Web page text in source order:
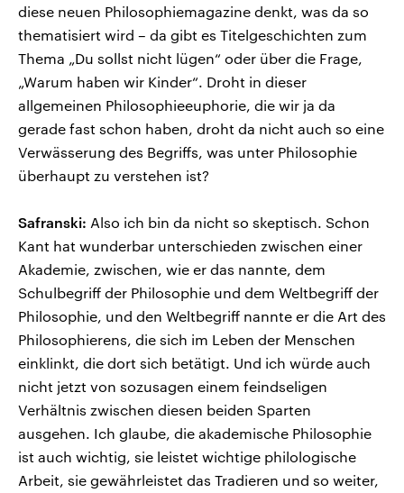
diese neuen Philosophiemagazine denkt, was da so
thematisiert wird – da gibt es Titelgeschichten zum
Thema „Du sollst nicht lügen“ oder über die Frage,
„Warum haben wir Kinder“. Droht in dieser
allgemeinen Philosophieeuphorie, die wir ja da
gerade fast schon haben, droht da nicht auch so eine
Verwässerung des Begriffs, was unter Philosophie
überhaupt zu verstehen ist?
Safranski: Also ich bin da nicht so skeptisch. Schon
Kant hat wunderbar unterschieden zwischen einer
Akademie, zwischen, wie er das nannte, dem
Schulbegriff der Philosophie und dem Weltbegriff der
Philosophie, und den Weltbegriff nannte er die Art des
Philosophierens, die sich im Leben der Menschen
einklinkt, die dort sich betätigt. Und ich würde auch
nicht jetzt von sozusagen einem feindseligen
Verhältnis zwischen diesen beiden Sparten
ausgehen. Ich glaube, die akademische Philosophie
ist auch wichtig, sie leistet wichtige philologische
Arbeit, sie gewährleistet das Tradieren und so weiter,